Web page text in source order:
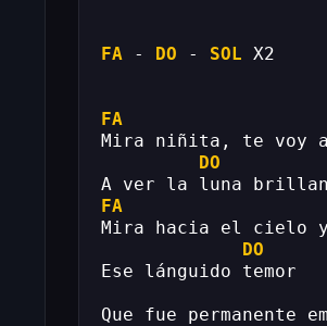
FA - DO - SOL X2
FA
Mira niñita, te voy
DO
A ver la luna
FA
Mira hacia el cielo
DO
Ese lánguido temor
Que fue permanente